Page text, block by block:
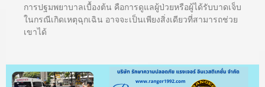
การปฐมพยาบาลเบื้องต้น คือการดูแลผู้ป่วยหรือผู้ได้รับบาดเจ็บ
ในกรณีเกิดเหตุฉุกเฉิน อาจจะเป็นเพียงสิ่งเดียวที่สามารถช่วย
เขาได้